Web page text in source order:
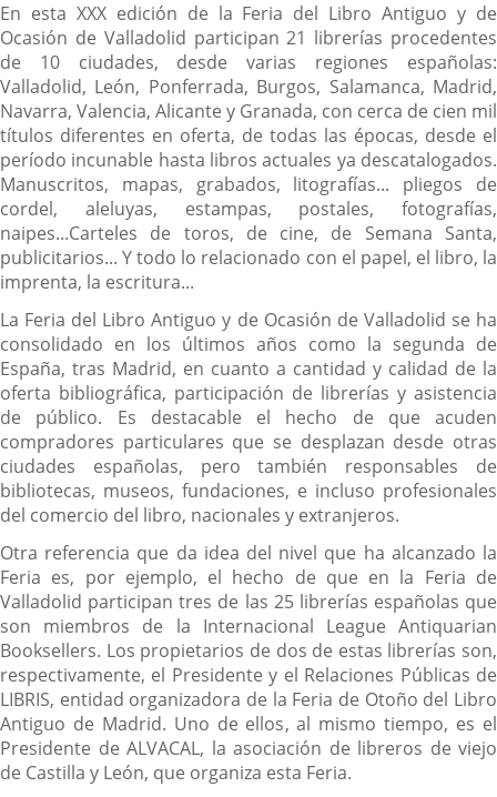
En esta XXX edición de la Feria del Libro Antiguo y de
Ocasión de Valladolid participan 21 librerías procedentes
de 10 ciudades, desde varias regiones españolas:
Valladolid, León, Ponferrada, Burgos, Salamanca, Madrid,
Navarra, Valencia, Alicante y Granada, con cerca de cien mil
títulos diferentes en oferta, de todas las épocas, desde el
período incunable hasta libros actuales ya descatalogados.
Manuscritos, mapas, grabados, litografías... pliegos de
cordel, aleluyas, estampas, postales, fotografías,
naipes...Carteles de toros, de cine, de Semana Santa,
publicitarios... Y todo lo relacionado con el papel, el libro, la
imprenta, la escritura...
La Feria del Libro Antiguo y de Ocasión de Valladolid se ha
consolidado en los últimos años como la segunda de
España, tras Madrid, en cuanto a cantidad y calidad de la
oferta bibliográfica, participación de librerías y asistencia
de público. Es destacable el hecho de que acuden
compradores particulares que se desplazan desde otras
ciudades españolas, pero también responsables de
bibliotecas, museos, fundaciones, e incluso profesionales
del comercio del libro, nacionales y extranjeros.
Otra referencia que da idea del nivel que ha alcanzado la
Feria es, por ejemplo, el hecho de que en la Feria de
Valladolid participan tres de las 25 librerías españolas que
son miembros de la Internacional League Antiquarian
Booksellers. Los propietarios de dos de estas librerías son,
respectivamente, el Presidente y el Relaciones Públicas de
LIBRIS, entidad organizadora de la Feria de Otoño del Libro
Antiguo de Madrid. Uno de ellos, al mismo tiempo, es el
Presidente de ALVACAL, la asociación de libreros de viejo
de Castilla y León, que organiza esta Feria.